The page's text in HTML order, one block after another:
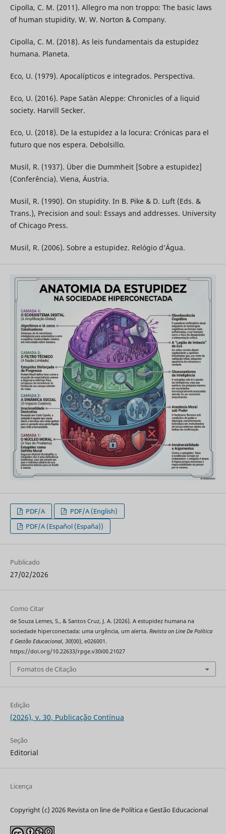
Cipolla, C. M. (2011). Allegro ma non troppo: The basic laws
of human stupidity. W. W. Norton & Company.
Cipolla, C. M. (2018). As leis fundamentais da estupidez
humana. Planeta.
Eco, U. (1979). Apocalípticos e integrados. Perspectiva.
Eco, U. (2016). Pape Satàn Aleppe: Chronicles of a liquid
society. Harvill Secker.
Eco, U. (2018). De la estupidez a la locura: Crónicas para el
futuro que nos espera. Debolsillo.
Musil, R. (1937). Über die Dummheit [Sobre a estupidez]
(Conferência). Viena, Áustria.
Musil, R. (1990). On stupidity. In B. Pike & D. Luft (Eds. &
Trans.), Precision and soul: Essays and addresses. University
of Chicago Press.
Musil, R. (2006). Sobre a estupidez. Relógio d’Água.
PDF/A
PDF/A (English)
PDF/A (Español (España))
Publicado
27/02/2026
Como Citar
de Souza Lemes, S., & Santos Cruz, J. A. (2026). A estupidez humana na
sociedade hiperconectada: uma urgência, um alerta. Revista on Line De Política
E Gestão Educacional, 30(00), e026001.
https://doi.org/10.22633/rpge.v30i00.21027
Fomatos de Citação
Edição
(2026), v. 30, Publicação Contínua
Seção
Editorial
Licença
Copyright (c) 2026 Revista on line de Política e Gestão Educacional